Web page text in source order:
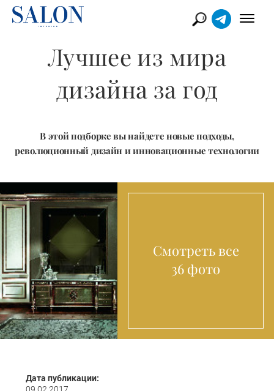
Лучшее из мира
дизайна за год
В этой подборке вы найдете новые подходы,
революционный дизайн и инновационные технологии
Смотреть все
36 фото
Дата публикации: